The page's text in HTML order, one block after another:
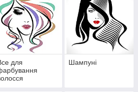
для
Шампуні